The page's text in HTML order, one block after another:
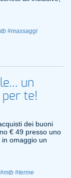
#massaggi
un
per te!
dei buoni
€ 49 presso uno
omaggio un
#mtb #terme